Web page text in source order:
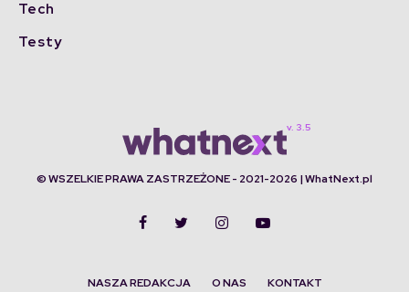
Tech
Testy
© WSZELKIE PRAWA ZASTRZEŻONE - 2021-2026 | WhatNext.pl
NASZA REDAKCJA O NAS KONTAKT